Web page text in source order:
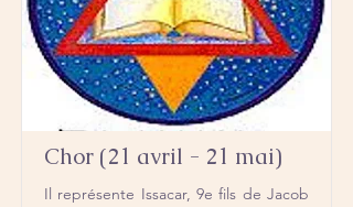
Chor (21 avril - 21 mai)
Il représente Issacar, 9e fils de Jacob